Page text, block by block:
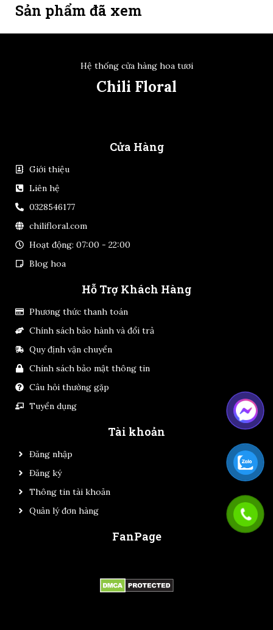
Sản phẩm đã xem
Hệ thống cửa hàng hoa tươi
Chili Floral
Cửa Hàng
Giới thiệu
Liên hệ
0328546177
chilifloral.com
Hoạt động: 07:00 - 22:00
Blog hoa
Hỗ Trợ Khách Hàng
Phương thức thanh toán
Chính sách bảo hành và đổi trả
Quy định vận chuyển
Chính sách bảo mật thông tin
Câu hỏi thường gặp
Tuyển dụng
Tài khoản
Đăng nhập
Đăng ký
Thông tin tài khoản
Quản lý đơn hàng
FanPage